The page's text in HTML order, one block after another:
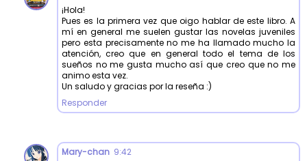
¡Hola!
Pues es la primera vez que oigo hablar de este libro. A
mí en general me suelen gustar las novelas juveniles
pero esta precisamente no me ha llamado mucho la
atención, creo que en general todo el tema de los
sueños no me gusta mucho así que creo que no me
animo esta vez.
Un saludo y gracias por la reseña :)
Responder
Mary-chan 9:42